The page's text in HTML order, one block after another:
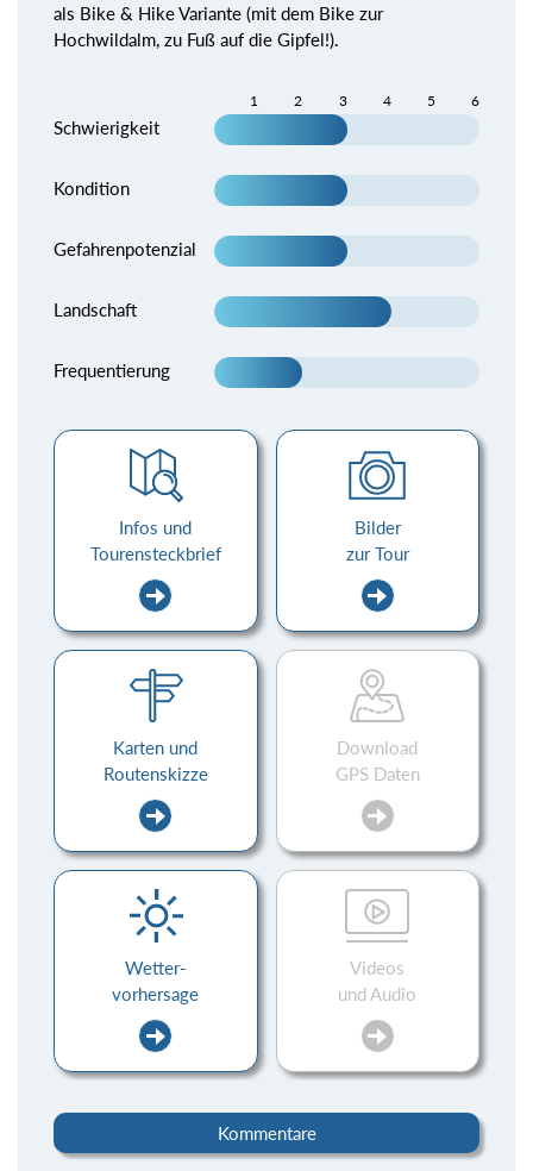
als Bike & Hike Variante (mit dem Bike zur
Hochwildalm, zu Fuß auf die Gipfel!).
1 2 3 4 5 6
Schwierigkeit
Kondition
Gefahrenpotenzial
Landschaft
Frequentierung
Infos und
Tourensteckbrief
Bilder
zur Tour
Karten und
Routenskizze
Download
GPS Daten
Wetter-
vorhersage
Videos
und Audio
Kommentare